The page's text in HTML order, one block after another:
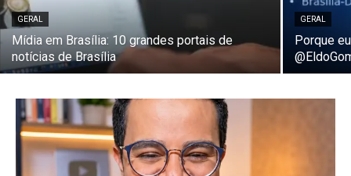
GERAL
Mídia em Brasília: 10 grandes portais de
notícias de Brasília
GERAL
Porque